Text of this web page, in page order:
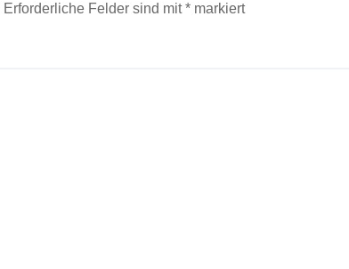
Erforderliche Felder sind mit* markiert